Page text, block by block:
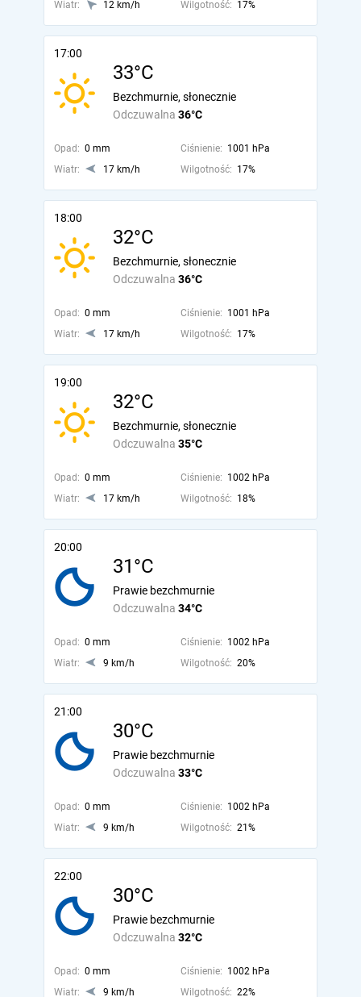
Wiatr:
12 km/h Wilgotność: 17%
17:00
33°C
Odczuwalna 36°C
Bezchmurnie, słonecznie
Opad: 0 mm Ciśnienie: 1001 hPa
Wiatr:
17 km/h Wilgotność: 17%
18:00
32°C
Odczuwalna 36°C
Bezchmurnie, słonecznie
Opad: 0 mm Ciśnienie: 1001 hPa
Wiatr:
17 km/h Wilgotność: 17%
19:00
32°C
Odczuwalna 35°C
Bezchmurnie, słonecznie
Opad: 0 mm Ciśnienie: 1002 hPa
Wiatr:
17 km/h Wilgotność: 18%
20:00
31°C
Odczuwalna 34°C
Prawie bezchmurnie
Opad: 0 mm Ciśnienie: 1002 hPa
Wiatr:
9 km/h Wilgotność: 20%
21:00
30°C
Odczuwalna 33°C
Prawie bezchmurnie
Opad: 0 mm Ciśnienie: 1002 hPa
Wiatr:
9 km/h Wilgotność: 21%
22:00
30°C
Odczuwalna 32°C
Prawie bezchmurnie
Opad: 0 mm Ciśnienie: 1002 hPa
Wiatr:
9 km/h Wilgotność: 22%